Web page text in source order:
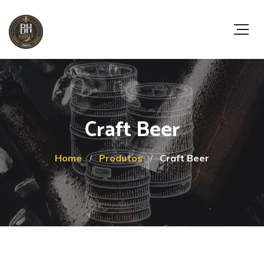
Craft Beer
Home Produtos Craft Beer